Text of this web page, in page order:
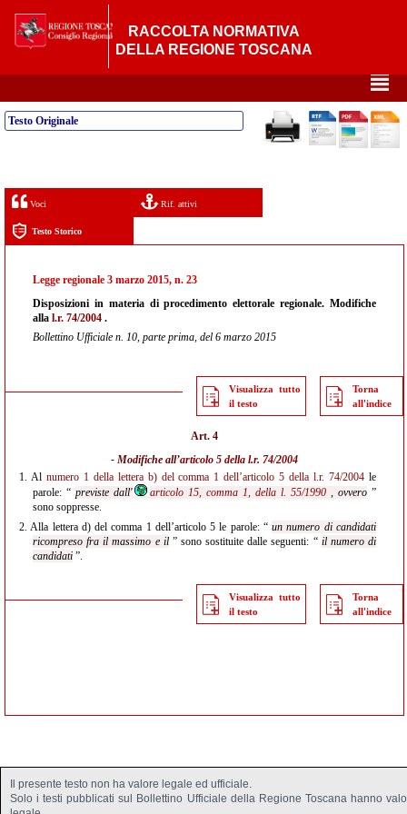
RACCOLTA NORMATIVA
DELLA REGIONE TOSCANA
²
Testo Originale
Voci Rif. attivi
Testo Storico
Legge regionale 3 marzo 2015, n. 23
Disposizioni in materia di procedimento elettorale regionale. Modifiche
alla l.r. 74/2004 .
Bollettino Ufficiale n. 10, parte prima, del 6 marzo 2015
Visualizza tutto
il testo
Torna
all'indice
Art. 4
- Modifiche all’articolo 5 della l.r. 74/2004
1. Al numero 1 della lettera b) del comma 1 dell’articolo 5 della l.r. 74/2004 le
parole: “ previste dall' articolo 15, comma 1, della l. 55/1990 , ovvero ”
sono soppresse.
2. Alla lettera d) del comma 1 dell’articolo 5 le parole: “un numero di candidati
ricompreso fra il massimo e il” sono sostituite dalle seguenti: “ il numero di
candidati ”.
Visualizza tutto
il testo
Torna
all'indice
Il presente testo non ha valore legale ed ufficiale.
Solo i testi pubblicati sul Bollettino Ufficiale della Regione Toscana hanno